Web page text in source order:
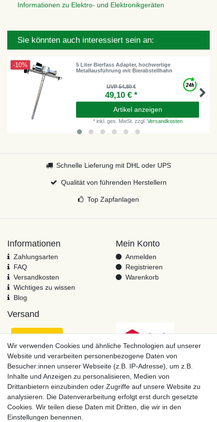
Informationen zu Elektro- und Elektronikgeräten
Sie könnten auch interessiert sein an:
-10%
5 Liter Bierfass Adapter, hochwertige
Metallausführung mit Bierabstellhahn
UVP 54,80 €
49,10 € *
Artikel anzeigen
* inkl. ges. MwSt. zzgl. Versandkosten
Schnelle Lieferung mit DHL oder UPS
Qualität von führenden Herstellern
Top Zapfanlagen
Informationen
Zahlungsarten
FAQ
Versandkosten
Wichtiges zu wissen
Blog
Mein Konto
Anmelden
Registrieren
Warenkorb
Versand
Zahlungsmöglichkeiten
Wir verwenden Cookies und ähnliche Technologien auf unserer
Website und verarbeiten personenbezogene Daten von
Besucher:innen unserer Webseite (z.B. IP-Adresse), um z.B.
Inhalte und Anzeigen zu personalisieren, Medien von
Drittanbietern einzubinden oder Zugriffe auf unsere Website zu
analysieren. Die Datenverarbeitung erfolgt erst durch gesetzte
Cookies. Wir teilen diese Daten mit Dritten, die wir in den
Einstellungen benennen.